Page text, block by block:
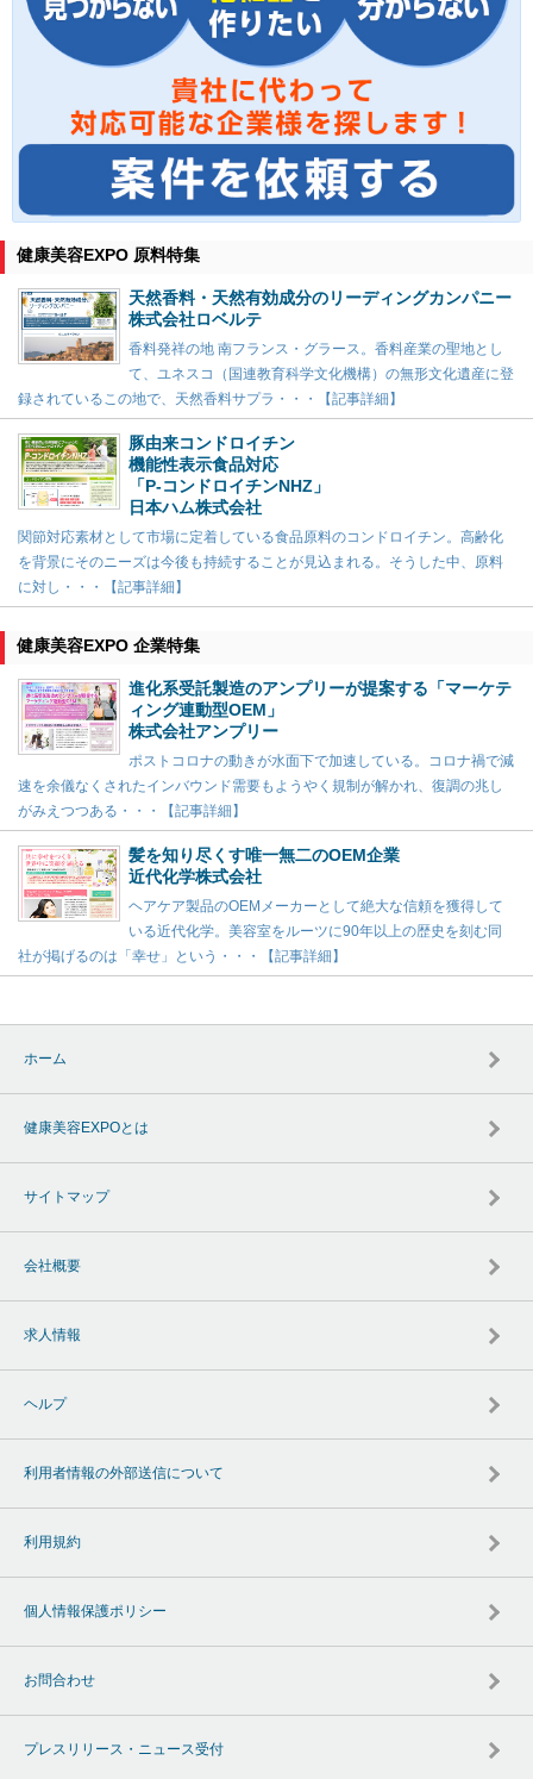
健康美容EXPO 原料特集
天然香料・天然有効成分のリーディングカンパニー
株式会社ロベルテ
香料発祥の地 南フランス・グラース。香料産業の聖地とし
て、ユネスコ（国連教育科学文化機構）の無形文化遺産に登
録されているこの地で、天然香料サプラ・・・【記事詳細】
豚由来コンドロイチン
機能性表示食品対応
「P-コンドロイチンNHZ」
日本ハム株式会社
関節対応素材として市場に定着している食品原料のコンドロイチン。高齢化
を背景にそのニーズは今後も持続することが見込まれる。そうした中、原料
に対し・・・【記事詳細】
健康美容EXPO 企業特集
進化系受託製造のアンプリーが提案する「マーケテ
ィング連動型OEM」
株式会社アンプリー
ポストコロナの動きが水面下で加速している。コロナ禍で減
速を余儀なくされたインバウンド需要もようやく規制が解かれ、復調の兆し
がみえつつある・・・【記事詳細】
髪を知り尽くす唯一無二のOEM企業
近代化学株式会社
ヘアケア製品のOEMメーカーとして絶大な信頼を獲得して
いる近代化学。美容室をルーツに90年以上の歴史を刻む同
社が掲げるのは「幸せ」という・・・【記事詳細】
ホーム
健康美容EXPOとは
サイトマップ
会社概要
求人情報
ヘルプ
利用者情報の外部送信について
利用規約
個人情報保護ポリシー
お問合わせ
プレスリリース・ニュース受付